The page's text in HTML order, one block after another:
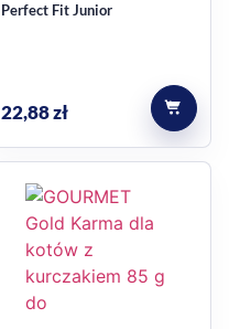
Perfect Fit Junior
22,88zł